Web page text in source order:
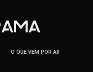
O QUE VEM POR AÍ!